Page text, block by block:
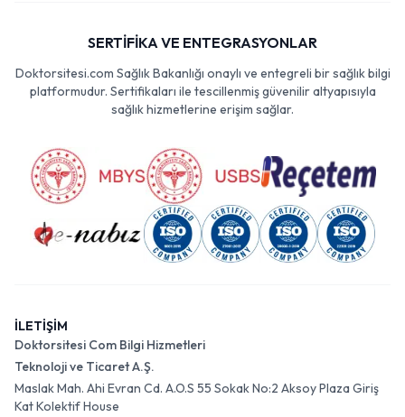
SERTİFİKA VE ENTEGRASYONLAR
Doktorsitesi.com Sağlık Bakanlığı onaylı ve entegreli bir sağlık bilgi
platformudur. Sertifikaları ile tescillenmiş güvenilir altyapısıyla
sağlık hizmetlerine erişim sağlar.
İLETİŞİM
Doktorsitesi Com Bilgi Hizmetleri
Teknoloji ve Ticaret A.Ş.
Maslak Mah. Ahi Evran Cd. A.O.S 55 Sokak No:2 Aksoy Plaza Giriş
Kat Kolektif House